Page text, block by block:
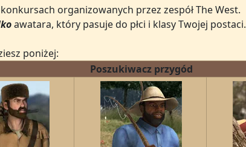
organizowanych przez zespół The West.
awatara, który pasuje do płci i klasy Twojej postaci.
poniżej:
Poszukiwacz przygód